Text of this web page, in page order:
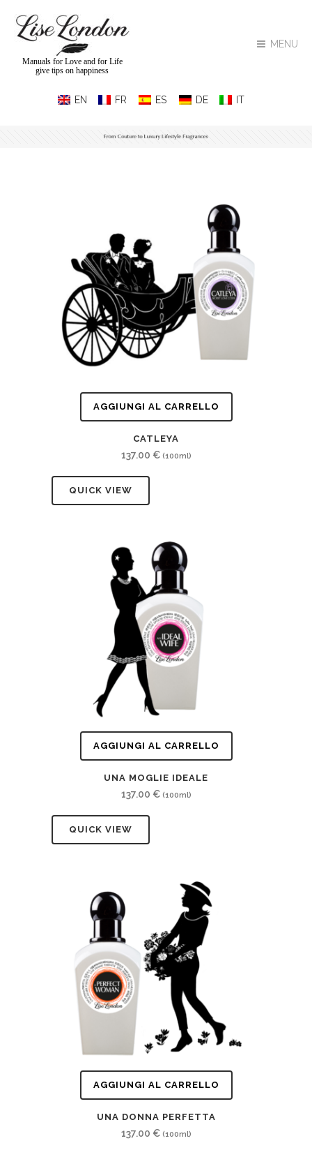
MENU
Manuals for Love and for Life
give tips on happiness
AGGIUNGI AL CARRELLO
CATLEYA
137.00 €(100ml)
QUICK VIEW
AGGIUNGI AL CARRELLO
UNA MOGLIE IDEALE
137.00 €(100ml)
QUICK VIEW
AGGIUNGI AL CARRELLO
UNA DONNA PERFETTA
137.00 €(100ml)